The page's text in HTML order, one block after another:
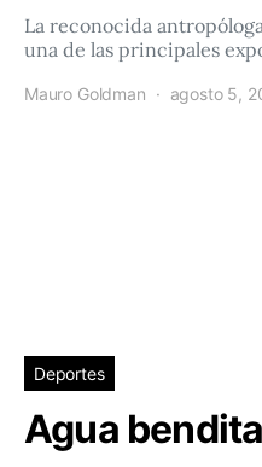
La reconocida
una de las principales
Mauro Goldman agosto 5,
Deportes
Agua bendita